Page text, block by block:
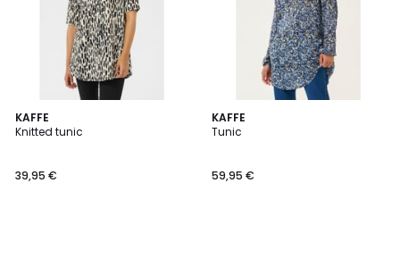
KAFFE
Knitted tunic
39,95 €
KAFFE
Tunic
59,95 €